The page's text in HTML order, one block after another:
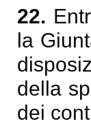
22.
la
della
dei